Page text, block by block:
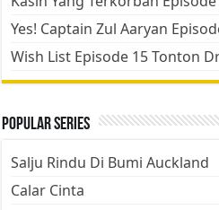
Yes! Captain Zul Aaryan
Wish List Episode 15 Tonton
Popular Series
Salju Rindu Di Bumi Auckland
Calar Cinta